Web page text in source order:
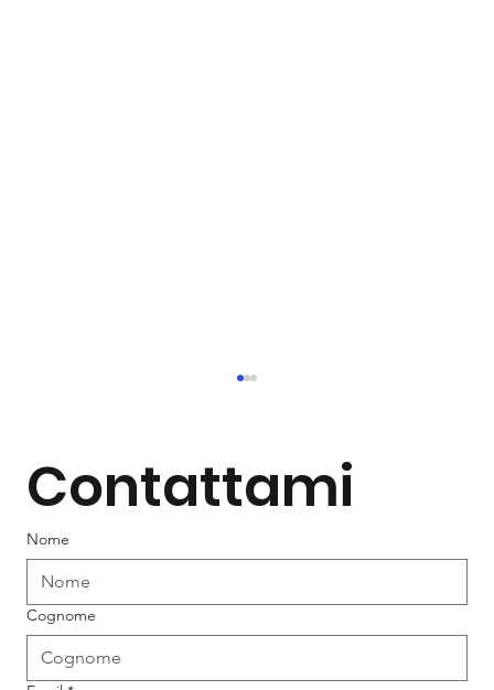
Tai Chi: l’arte lenta che rigenera
corpo, mente e cervello
Contattami
Nome
Cognome